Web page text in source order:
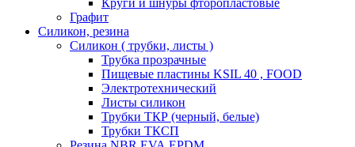
Круги и шнуры фторопластовые
Графит
Силикон, резина
Силикон ( трубки, листы )
Трубка прозрачные
Пищевые пластины KSIL 40 , FOOD
Электротехнический
Листы силикон
Трубки ТКР (черный, белые)
Трубки ТКСП